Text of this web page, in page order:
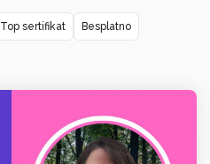
Top sertifikat Besplatno